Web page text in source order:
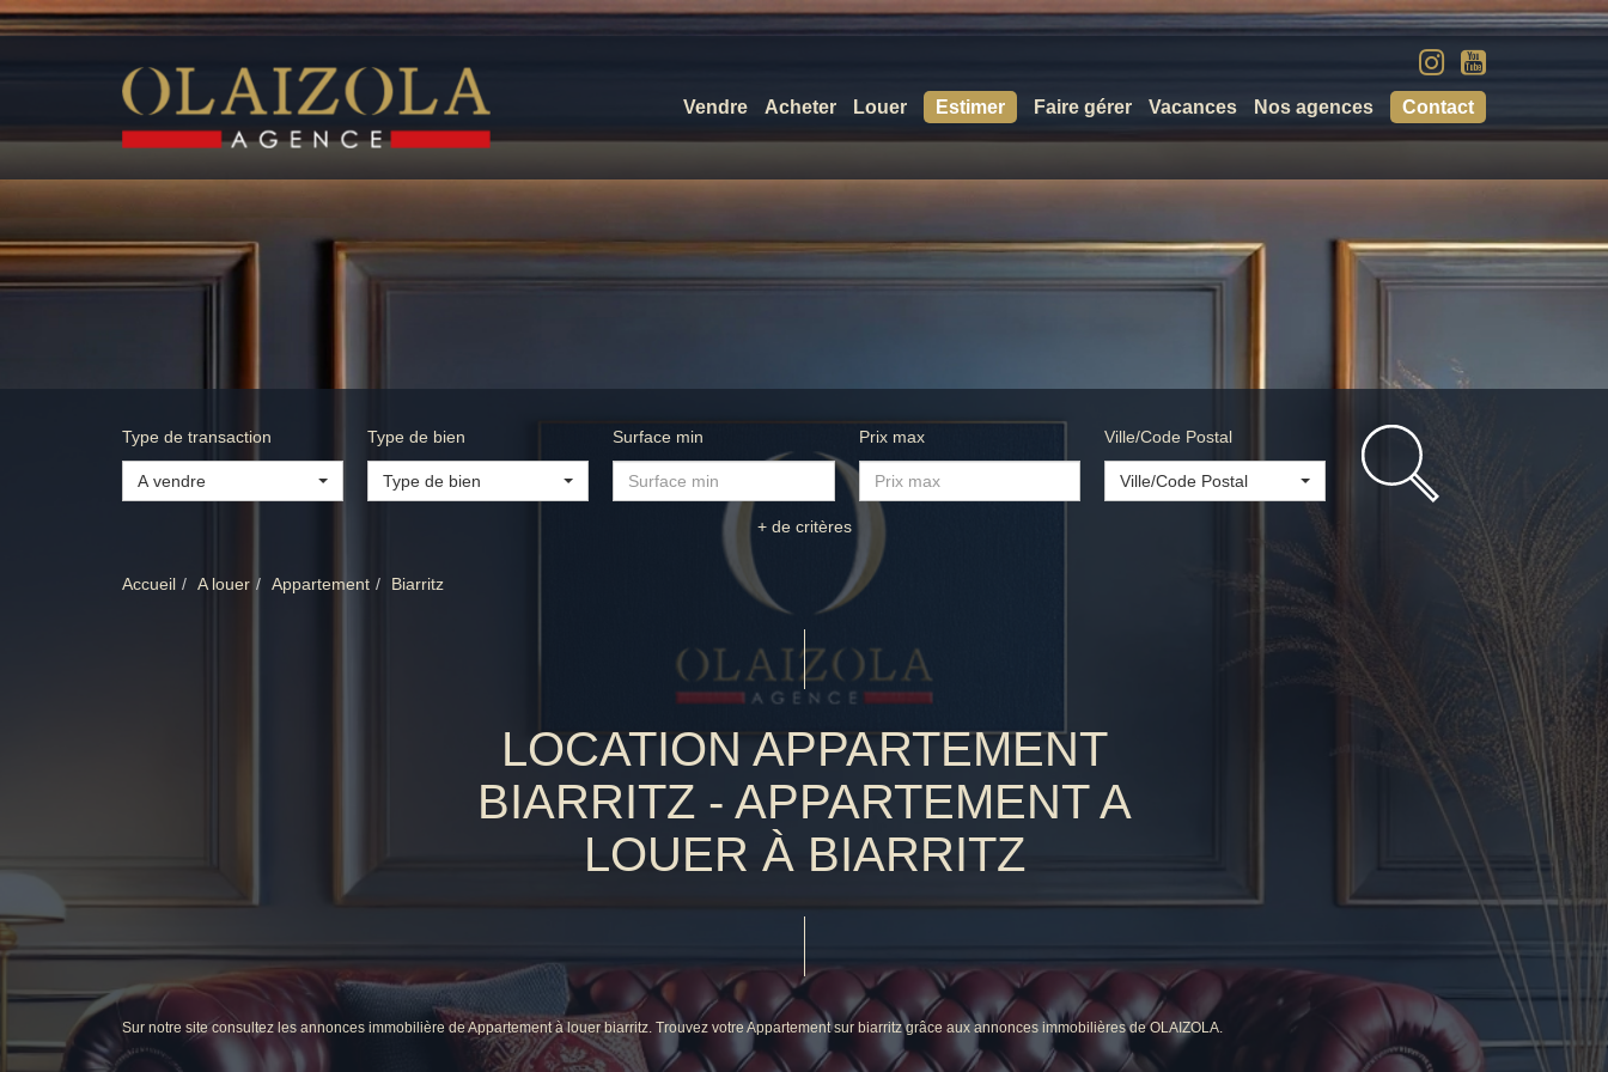
Vendre Acheter Louer Estimer Faire gérer Vacances Nos agences Contact
Type de transaction
A vendre
Type de bien
Type de bien
Surface min Prix max Ville/Code Postal
Ville/Code Postal
+ de critères
Accueil A louer Appartement Biarritz
LOCATION APPARTEMENT
BIARRITZ - APPARTEMENT A
LOUER À BIARRITZ
Sur notre site consultez les annonces immobilière de Appartement à louer biarritz. Trouvez votre Appartement sur biarritz grâce aux annonces immobilières de OLAIZOLA.